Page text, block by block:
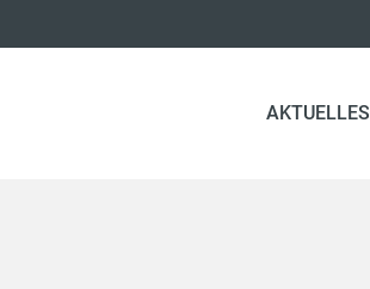
AKTUELLES